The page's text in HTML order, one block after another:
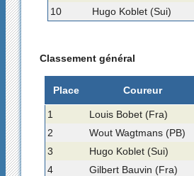
10
Hugo Koblet (Sui)
Classement général
Place Coureur
1 Louis Bobet (Fra)
2
Wout Wagtmans (PB)
3
Hugo Koblet (Sui)
4
Gilbert Bauvin (Fra)